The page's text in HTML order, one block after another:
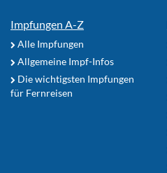
Impfungen A-Z
Alle Impfungen
Allgemeine Impf-Infos
Die wichtigsten Impfungen
für Fernreisen